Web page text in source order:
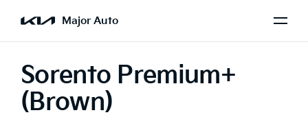
Major Auto
Sorento Premium+
(Brown)